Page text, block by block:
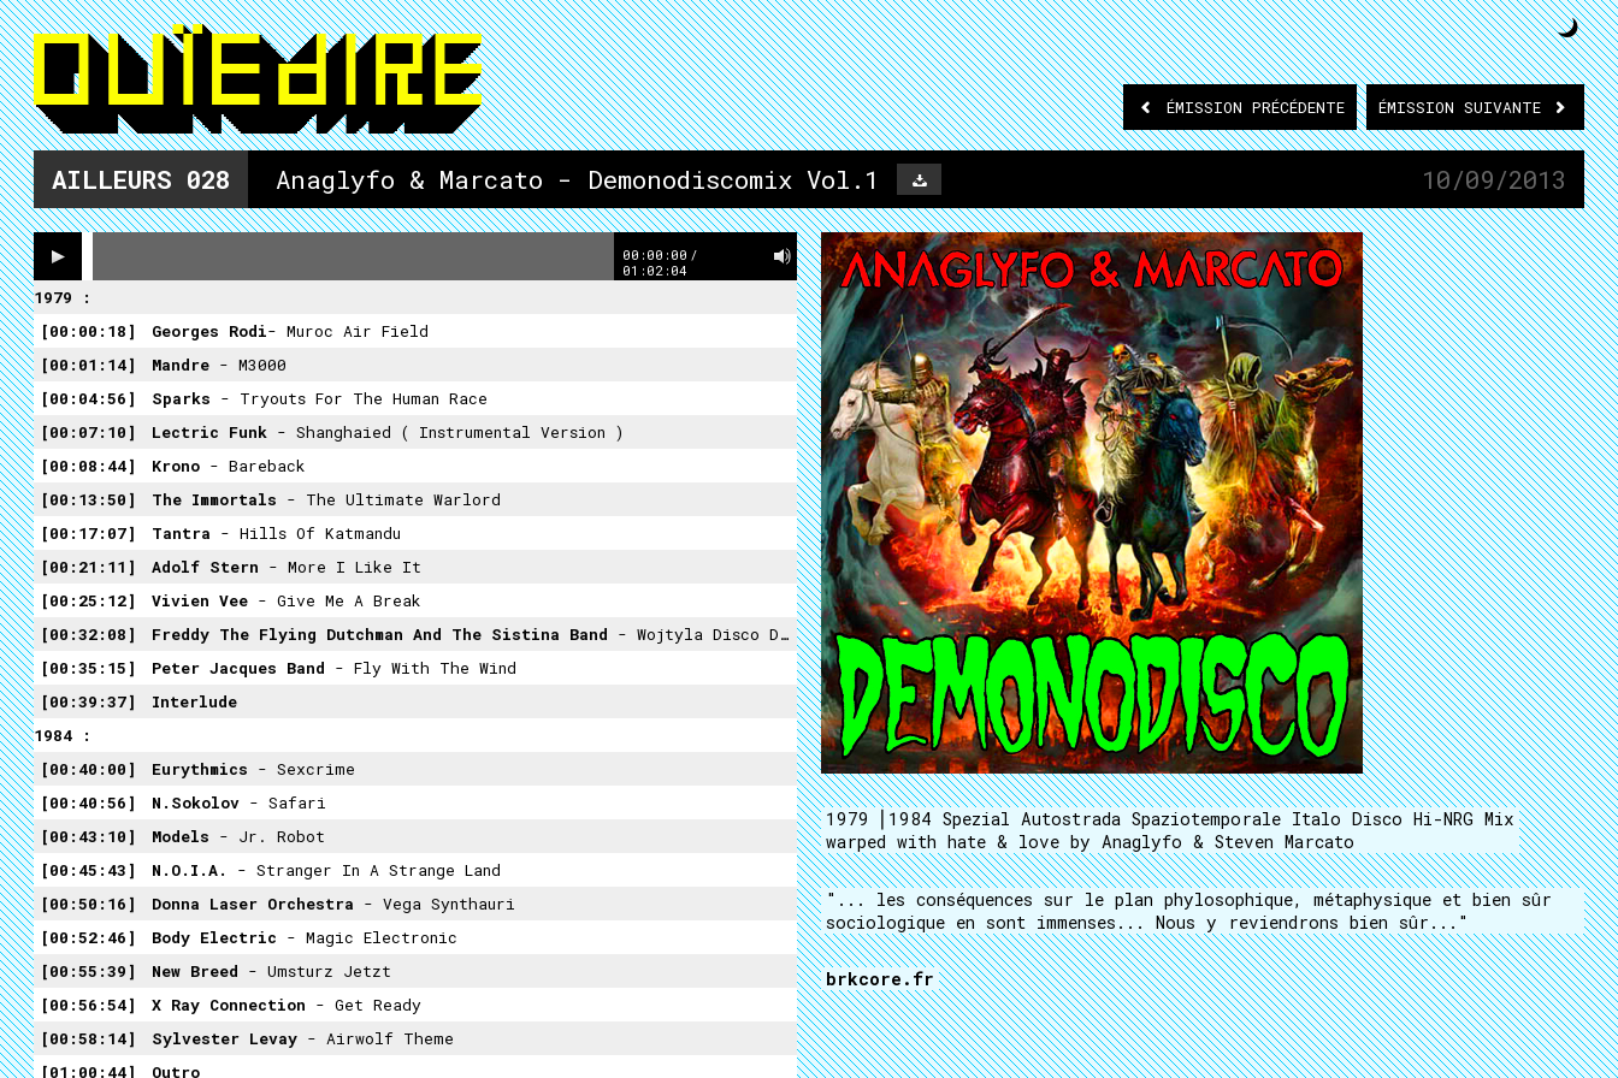
ÉMISSION PRÉCÉDENTE ÉMISSION SUIVANTE
AILLEURS 028 Anaglyfo & Marcato - Demonodiscomix Vol.1 10/09/2013
00:00:00 /
01:02:04
1979 :
00:00:18
Georges Rodi- Muroc Air Field
00:01:14
Mandre - M3000
00:04:56
Sparks - Tryouts For The Human Race
00:07:10
Lectric Funk - Shanghaied ( Instrumental Version )
00:08:44
Krono - Bareback
00:13:50
The Immortals - The Ultimate Warlord
00:17:07
Tantra - Hills Of Katmandu
00:21:11
Adolf Stern - More I Like It
00:25:12
Vivien Vee - Give Me A Break
00:32:08
Freddy The Flying Dutchman And The Sistina Band - Wojtyla Disco Dance
00:35:15
Peter Jacques Band - Fly With The Wind
00:39:37
Interlude
1984 :
00:40:00
Eurythmics - Sexcrime
00:40:56
N.Sokolov - Safari
00:43:10
Models - Jr. Robot
00:45:43
N.O.I.A.
- Stranger In A Strange Land
00:50:16
Donna Laser Orchestra - Vega Synthauri
00:52:46
Body Electric - Magic Electronic
00:55:39
New Breed - Umsturz Jetzt
00:56:54
X Ray Connection - Get Ready
00:58:14
Sylvester Levay - Airwolf Theme
01:00:44
Outro
1979 ⎜1984 Spezial Autostrada Spaziotemporale Italo Disco Hi-NRG Mix
warped with hate & love by Anaglyfo & Steven Marcato
"... les conséquences sur le plan phylosophique, métaphysique et bien sûr
sociologique en sont immenses... Nous y reviendrons bien sûr..."
brkcore.fr